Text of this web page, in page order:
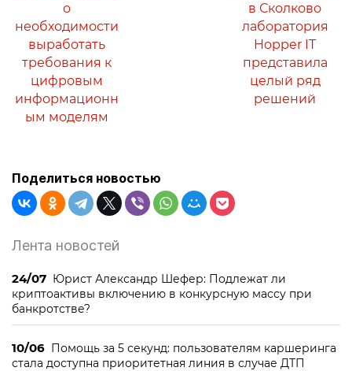
о
необходимости
выработать
требования к
цифровым
информационн
ым моделям
в Сколково
лаборатория
Hopper IT
представила
целый ряд
решений
Поделиться новостью
Лента новостей
24/07 Юрист Александр Шефер: Подлежат ли
криптоактивы включению в конкурсную массу при
банкротстве?
10/06 Помощь за 5 секунд: пользователям каршеринга
стала доступна приоритетная линия в случае ДТП